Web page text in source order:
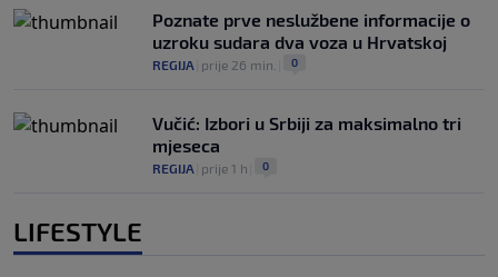
Poznate prve neslužbene informacije o
uzroku sudara dva voza u Hrvatskoj
REGIJA prije 26 min. 0
Vučić: Izbori u Srbiji za maksimalno tri
mjeseca
REGIJA prije 1 h 0
LIFESTYLE